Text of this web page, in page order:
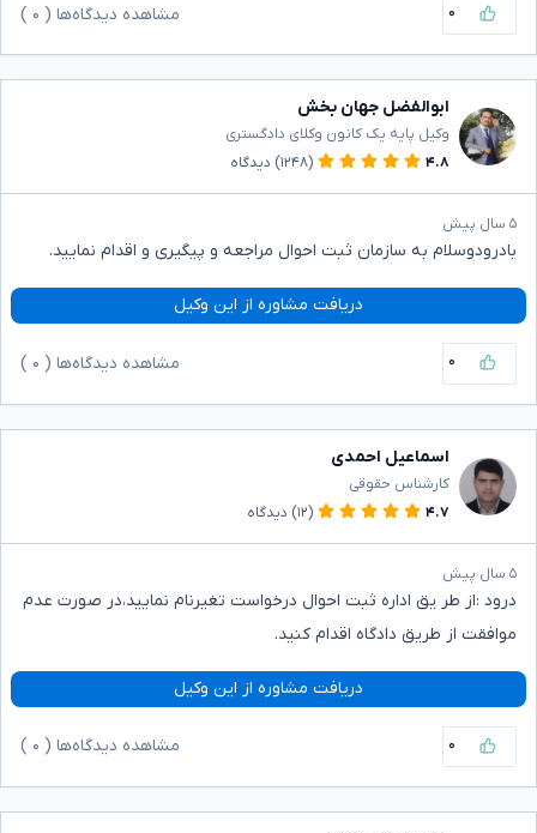
۰ مشاهده دیدگاه‌ها ( ۰
ابوالفضل جهان بخش
وکیل پایه یک کانون وکلای دادگستری
۴.۸
(۱۲۴۸) دیدگاه
۵ سال پیش
بادرودوسلام به سازمان ثبت احوال مراجعه و پیگیری و اقدام نمایید.
دریافت مشاوره از این وکیل
۰ مشاهده دیدگاه‌ها ( ۰
اسماعیل احمدی
کارشناس حقوقی
۴.۷
(۱۲) دیدگاه
۵ سال پیش
درود :از طر یق اداره ثبت احوال درخواست تغیرنام نمایید،در صورت عدم
موافقت از طریق دادگاه اقدام کنید.
دریافت مشاوره از این وکیل
۰ مشاهده دیدگاه‌ها ( ۰